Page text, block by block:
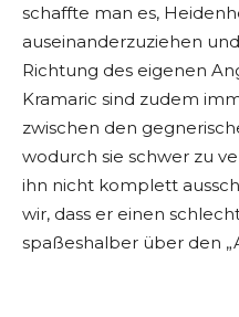
schaffte man es,
auseinanderzuziehen
Richtung des eigenen
Kramaric sind zudem
zwischen den
wodurch sie schwer zu
ihn nicht komplett
wir, dass er einen
spaßeshalber über den